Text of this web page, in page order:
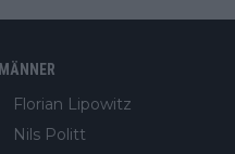
MÄNNER
Florian Lipowitz
Nils Politt